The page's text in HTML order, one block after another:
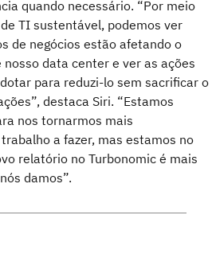
quando necessário. “Por meio
TI sustentável, podemos ver
de negócios estão afetando o
data center e ver as ações
para reduzi-lo sem sacrificar o
destaca Siri. “Estamos
nos tornarmos mais
a fazer, mas estamos no
relatório no Turbonomic é mais
damos”.